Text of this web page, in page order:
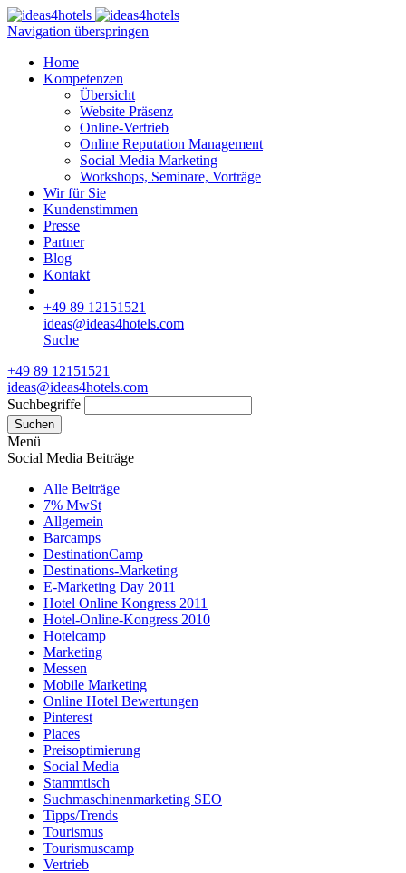
Navigation überspringen
Home
Kompetenzen
Übersicht
Website Präsenz
Online-Vertrieb
Online Reputation Management
Social Media Marketing
Workshops, Seminare, Vorträge
Wir für Sie
Kundenstimmen
Presse
Partner
Blog
Kontakt
+49 89 12151521
ideas@ideas4hotels.com
Suche
+49 89 12151521
ideas@ideas4hotels.com
Suchbegriffe
Suchen
Menü
Social Media Beiträge
Alle Beiträge
7% MwSt
Allgemein
Barcamps
DestinationCamp
Destinations-Marketing
E-Marketing Day 2011
Hotel Online Kongress 2011
Hotel-Online-Kongress 2010
Hotelcamp
Marketing
Messen
Mobile Marketing
Online Hotel Bewertungen
Pinterest
Places
Preisoptimierung
Social Media
Stammtisch
Suchmaschinenmarketing SEO
Tipps/Trends
Tourismus
Tourismuscamp
Vertrieb